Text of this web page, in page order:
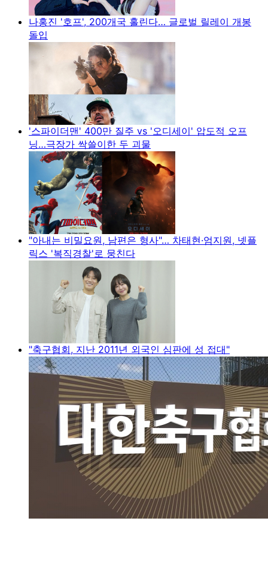
나홍진 '호프', 200개국 홀린다… 글로벌 릴레이 개봉
돌입
'스파이더맨' 400만 질주 vs '오디세이' 압도적 오프
닝…극장가 싹쓸이한 두 괴물
"아내는 비밀요원, 남편은 형사"… 차태현·엄지원, 넷플
릭스 '복직경찰'로 뭉친다
"축구협회, 지난 2011년 외국인 심판에 성 접대"